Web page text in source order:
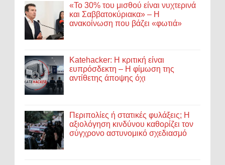
«Το 30% του μισθού είναι νυχτερινά
και Σαββατοκύριακα» – Η
ανακοίνωση που βάζει «φωτιά»
Katehacker: Η κριτική είναι
ευπρόσδεκτη – Η φίμωση της
αντίθετης άποψης όχι
Περιπολίες ή στατικές φυλάξεις; Η
αξιολόγηση κινδύνου καθορίζει τον
σύγχρονο αστυνομικό σχεδιασμό